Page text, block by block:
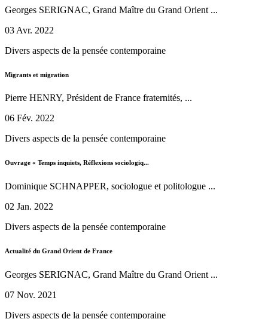
Georges SERIGNAC, Grand Maître du Grand Orient ...
03 Avr. 2022
Divers aspects de la pensée contemporaine
Migrants et migration
Pierre HENRY, Président de France fraternités, ...
06 Fév. 2022
Divers aspects de la pensée contemporaine
Ouvrage « Temps inquiets, Réflexions sociologiq...
Dominique SCHNAPPER, sociologue et politologue ...
02 Jan. 2022
Divers aspects de la pensée contemporaine
Actualité du Grand Orient de France
Georges SERIGNAC, Grand Maître du Grand Orient ...
07 Nov. 2021
Divers aspects de la pensée contemporaine